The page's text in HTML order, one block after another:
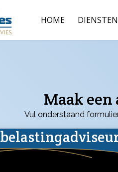
HOME DIENSTEN
Maak
Vul onderstaand